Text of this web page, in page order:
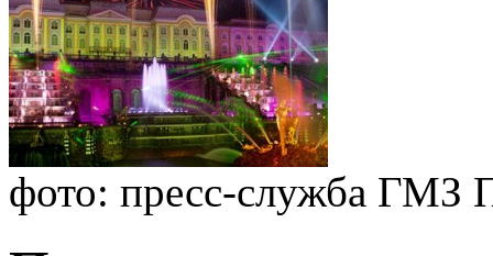
фото: пресс-служба ГМЗ